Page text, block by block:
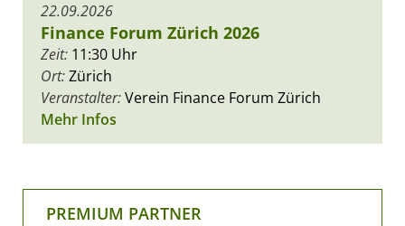
22.09.2026
Finance Forum Zürich 2026
Zeit: 11:30 Uhr
Ort:Zürich
Veranstalter:Verein Finance Forum Zürich
Mehr Infos
PREMIUM PARTNER